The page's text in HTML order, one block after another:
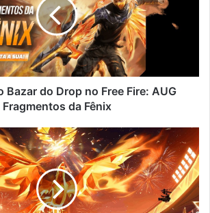
Bazar do Drop no Free Fire: AUG
Fragmentos da Fênix